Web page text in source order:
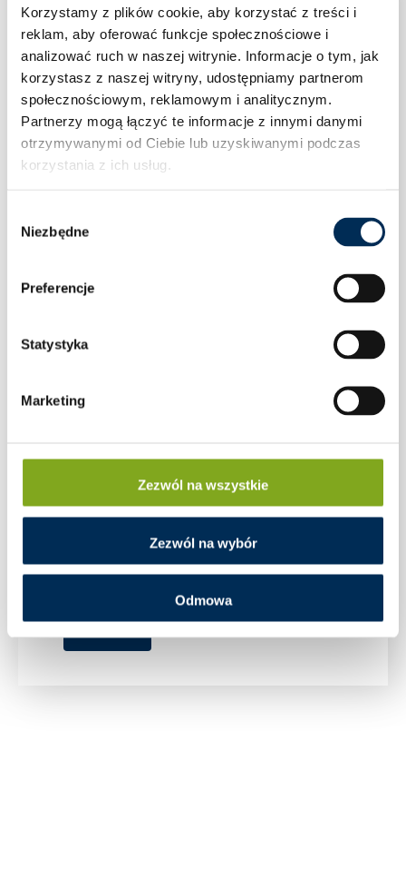
Korzystamy z plików cookie, aby korzystać z treści i
reklam, aby oferować funkcje społecznościowe i
analizować ruch w naszej witrynie. Informacje o tym, jak
korzystasz z naszej witryny, udostępniamy partnerom
społecznościowym, reklamowym i analitycznym.
Partnerzy mogą łączyć te informacje z innymi danymi
otrzymywanymi od Ciebie lub uzyskiwanymi podczas
korzystania z ich usług.
zgody
Niezbędne
Preferencje
Statystyka
Marketing
Zezwól na wszystkie
Zezwól na wybór
Odmowa
Formularz
zgłoszeniowy